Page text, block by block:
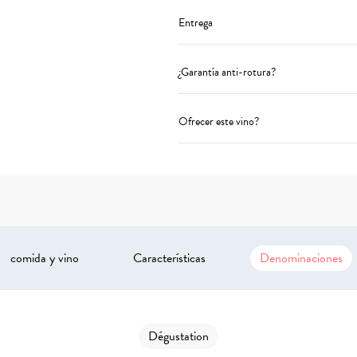
Entrega
¿Garantía anti-rotura?
Ofrecer este vino?
comida y vino Características Denominaciones
Dégustation